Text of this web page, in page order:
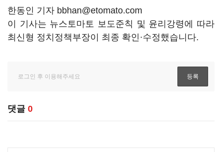
한동인 기자 bbhan@etomato.com
이 기사는 뉴스토마토 보도준칙 및 윤리강령에 따라
최신형 정치정책부장이 최종 확인·수정했습니다.
댓글 0